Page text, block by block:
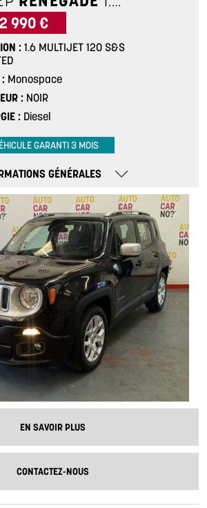
990 €
1.6 MULTIJET 120 S&S
Monospace
NOIR
Diesel
GARANTI 3 MOIS
GÉNÉRALES
EN SAVOIR PLUS
CONTACTEZ-NOUS